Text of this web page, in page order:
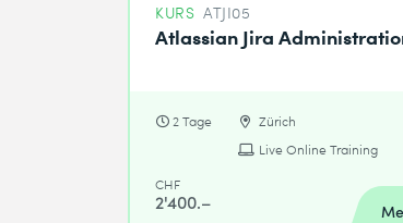
KURS ATJI05
Atlassian Jira
2 Tage
Zürich
Live Online Training
CHF
2'400.–